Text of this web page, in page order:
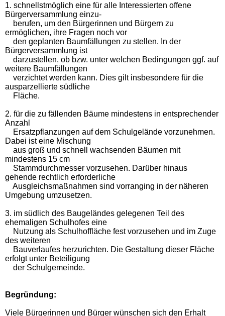
1. schnellstmöglich eine für alle Interessierten offene
Bürgerversammlung einzu-
berufen, um den Bürgerinnen und Bürgern zu
ermöglichen, ihre Fragen noch vor
den geplanten Baumfällungen zu stellen. In der
Bürgerversammlung ist
darzustellen, ob bzw. unter welchen Bedingungen ggf. auf
weitere Baumfällungen
verzichtet werden kann. Dies gilt insbesondere für die
ausparzellierte südliche
Fläche.
2. für die zu fällenden Bäume mindestens in entsprechender
Anzahl
Ersatzpflanzungen auf dem Schulgelände vorzunehmen.
Dabei ist eine Mischung
aus groß und schnell wachsenden Bäumen mit
mindestens 15 cm
Stammdurchmesser vorzusehen. Darüber hinaus
gehende rechtlich erforderliche
Ausgleichsmaßnahmen sind vorranging in der näheren
Umgebung umzusetzen.
3. im südlich des Baugeländes gelegenen Teil des
ehemaligen Schulhofes eine
Nutzung als Schulhoffläche fest vorzusehen und im Zuge
des weiteren
Bauverlaufes herzurichten. Die Gestaltung dieser Fläche
erfolgt unter Beteiligung
der Schulgemeinde.
Begründung:
Viele Bürgerinnen und Bürger wünschen sich den Erhalt